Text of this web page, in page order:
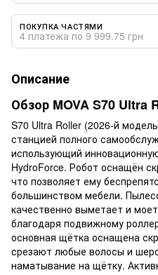
ПОКУПКА ЧАСТЯМИ
4 платежа по 9 999.75 грн
Описание
Обзор MOVA S70 Ultra
S70 Ultra Roller (2026-й
станцией полного
использующий
HydroForce. Робот оснащён
что позволяет ему
большинством мебели.
качественно выметает и
благодаря подвижному
основная щётка оснащена
срезают любые волосы и
наматывание на щётку.